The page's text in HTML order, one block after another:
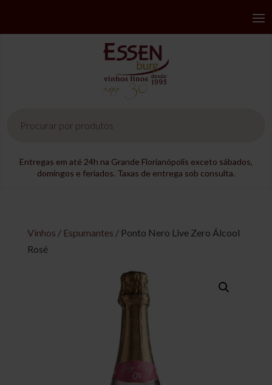
produtos
Entregas em até 24h na Grande Florianópolis exceto sábados,
domingos e feriados. Taxas de entrega sob consulta.
Vinhos / Espumantes / Ponto Nero Live Zero Álcool
Rosé